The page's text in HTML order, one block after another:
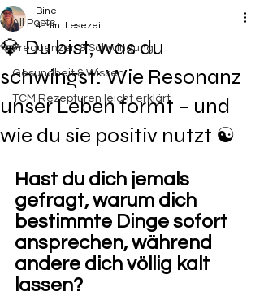
All Posts
Frequenzen & Schwingung
Gesundheit & Wissen
TCM Rezepturen leicht erklärt
💎 Du bist, was du
schwingst: Wie Resonanz
unser Leben formt – und
wie du sie positiv nutzt ☯️
Bine
4 Min. Lesezeit
Hast du dich jemals
gefragt, warum dich
bestimmte Dinge sofort
ansprechen, während
andere dich völlig kalt
lassen?